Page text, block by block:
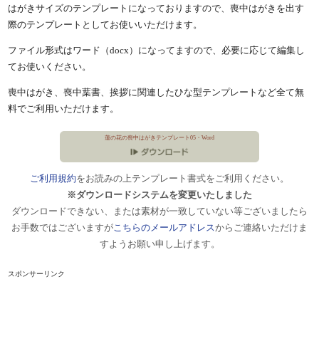
はがきサイズのテンプレートになっておりますので、喪中はがきを出す
際のテンプレートとしてお使いいただけます。
ファイル形式はワード（docx）になってますので、必要に応じて編集し
てお使いください。
喪中はがき、喪中葉書、挨拶に関連したひな型テンプレートなど全て無
料でご利用いただけます。
蓮の花の喪中はがきテンプレート05・Word
ご利用規約をお読みの上テンプレート書式をご利用ください。
※ダウンロードシステムを変更いたしました
ダウンロードできない、または素材が一致していない等ございましたら
お手数ではございますがこちらのメールアドレスからご連絡いただけま
すようお願い申し上げます。
スポンサーリンク